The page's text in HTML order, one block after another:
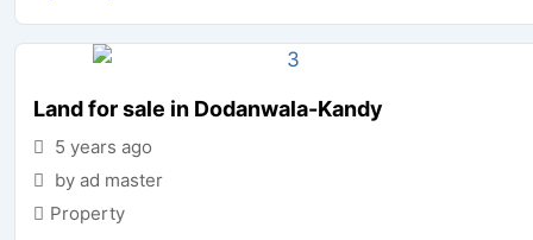
Land for sale in Dodanwala-Kandy
5 years ago
by ad master
Property